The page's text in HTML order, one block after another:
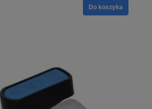
Do koszyka